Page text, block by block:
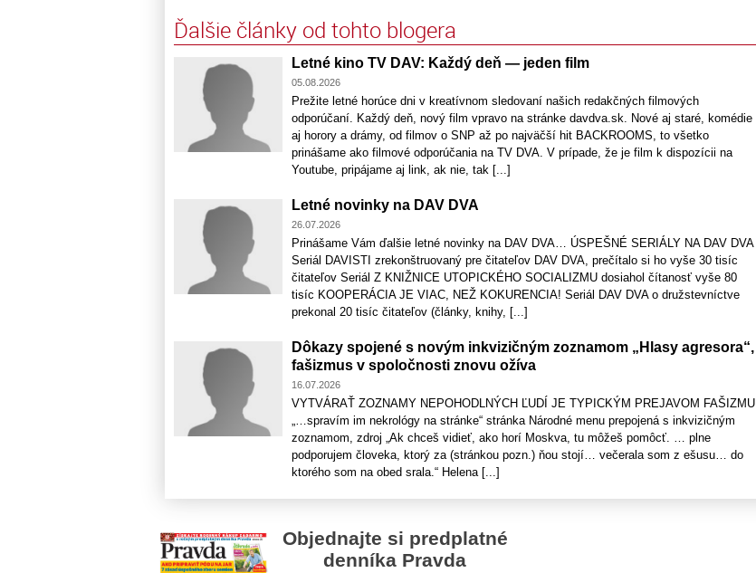
Ďalšie články od tohto blogera
Letné kino TV DAV: Každý deň — jeden film
05.08.2026
Prežite letné horúce dni v kreatívnom sledovaní našich redakčných filmových
odporúčaní. Každý deň, nový film vpravo na stránke davdva.sk. Nové aj staré, komédie
aj horory a drámy, od filmov o SNP až po najväčší hit BACKROOMS, to všetko
prinášame ako filmové odporúčania na TV DVA. V prípade, že je film k dispozícii na
Youtube, pripájame aj link, ak nie, tak [...]
Letné novinky na DAV DVA
26.07.2026
Prinášame Vám ďalšie letné novinky na DAV DVA… ÚSPEŠNÉ SERIÁLY NA DAV DVA
Seriál DAVISTI zrekonštruovaný pre čitateľov DAV DVA, prečítalo si ho vyše 30 tisíc
čitateľov Seriál Z KNIŽNICE UTOPICKÉHO SOCIALIZMU dosiahol čítanosť vyše 80
tisíc KOOPERÁCIA JE VIAC, NEŽ KOKURENCIA! Seriál DAV DVA o družstevníctve
prekonal 20 tisíc čitateľov (články, knihy, [...]
Dôkazy spojené s novým inkvizičným zoznamom „Hlasy agresora“,
fašizmus v spoločnosti znovu ožíva
16.07.2026
VYTVÁRAŤ ZOZNAMY NEPOHODLNÝCH ĽUDÍ JE TYPICKÝM PREJAVOM FAŠIZMU
„…spravím im nekrológy na stránke“ stránka Národné menu prepojená s inkvizičným
zoznamom, zdroj „Ak chceš vidieť, ako horí Moskva, tu môžeš pomôcť. … plne
podporujem človeka, ktorý za (stránkou pozn.) ňou stojí… večerala som z ešusu… do
ktorého som na obed srala.“ Helena [...]
Objednajte si predplatné
denníka Pravda